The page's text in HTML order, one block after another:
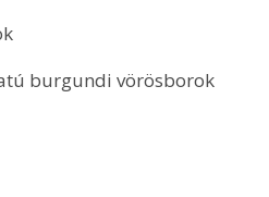
burgundi vörösborok